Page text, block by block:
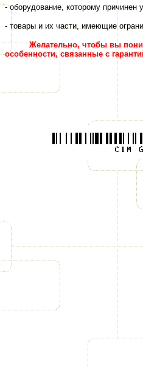
- оборудование, которому
- товары и их части, имеющие
Желательно, чтобы вы
особенности, связанные с